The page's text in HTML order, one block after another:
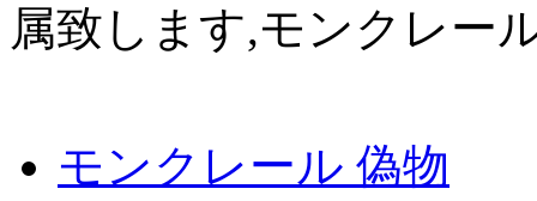
属致します,モンクレー
モンクレール 偽物